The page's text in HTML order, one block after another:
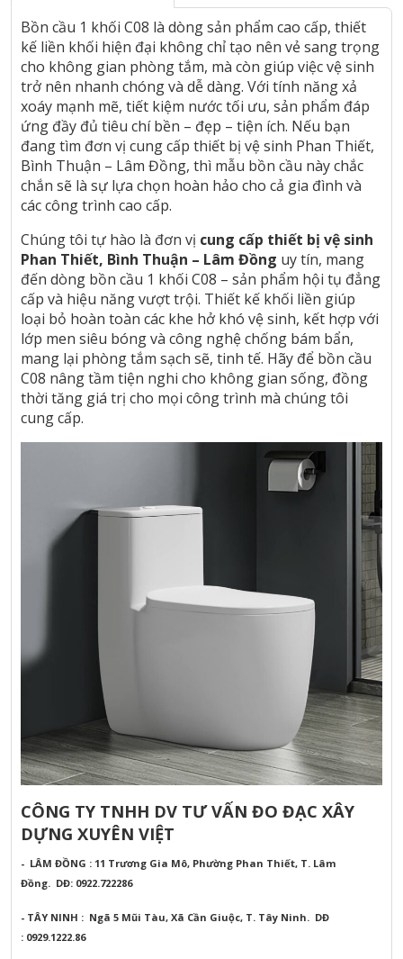
Bồn cầu 1 khối C08 là dòng sản phẩm cao cấp, thiết
kế liền khối hiện đại không chỉ tạo nên vẻ sang trọng
cho không gian phòng tắm, mà còn giúp việc vệ sinh
trở nên nhanh chóng và dễ dàng. Với tính năng xả
xoáy mạnh mẽ, tiết kiệm nước tối ưu, sản phẩm đáp
ứng đầy đủ tiêu chí bền – đẹp – tiện ích. Nếu bạn
đang tìm đơn vị cung cấp thiết bị vệ sinh Phan Thiết,
Bình Thuận – Lâm Đồng, thì mẫu bồn cầu này chắc
chắn sẽ là sự lựa chọn hoàn hảo cho cả gia đình và
các công trình cao cấp.
Chúng tôi tự hào là đơn vị cung cấp thiết bị vệ sinh
Phan Thiết, Bình Thuận – Lâm Đồng uy tín, mang
đến dòng bồn cầu 1 khối C08 – sản phẩm hội tụ đẳng
cấp và hiệu năng vượt trội. Thiết kế khối liền giúp
loại bỏ hoàn toàn các khe hở khó vệ sinh, kết hợp với
lớp men siêu bóng và công nghệ chống bám bẩn,
mang lại phòng tắm sạch sẽ, tinh tế. Hãy để bồn cầu
C08 nâng tầm tiện nghi cho không gian sống, đồng
thời tăng giá trị cho mọi công trình mà chúng tôi
cung cấp.
CÔNG TY TNHH DV TƯ VẤN ĐO ĐẠC XÂY
DỰNG XUYÊN VIỆT
- LÂM ĐỒNG : 11 Trương Gia Mô, Phường Phan Thiết, T. Lâm
Đồng. DĐ: 0922.722286
- TÂY NINH : Ngã 5 Mũi Tàu, Xã Cần Giuộc, T. Tây Ninh. DĐ
: 0929.1222.86